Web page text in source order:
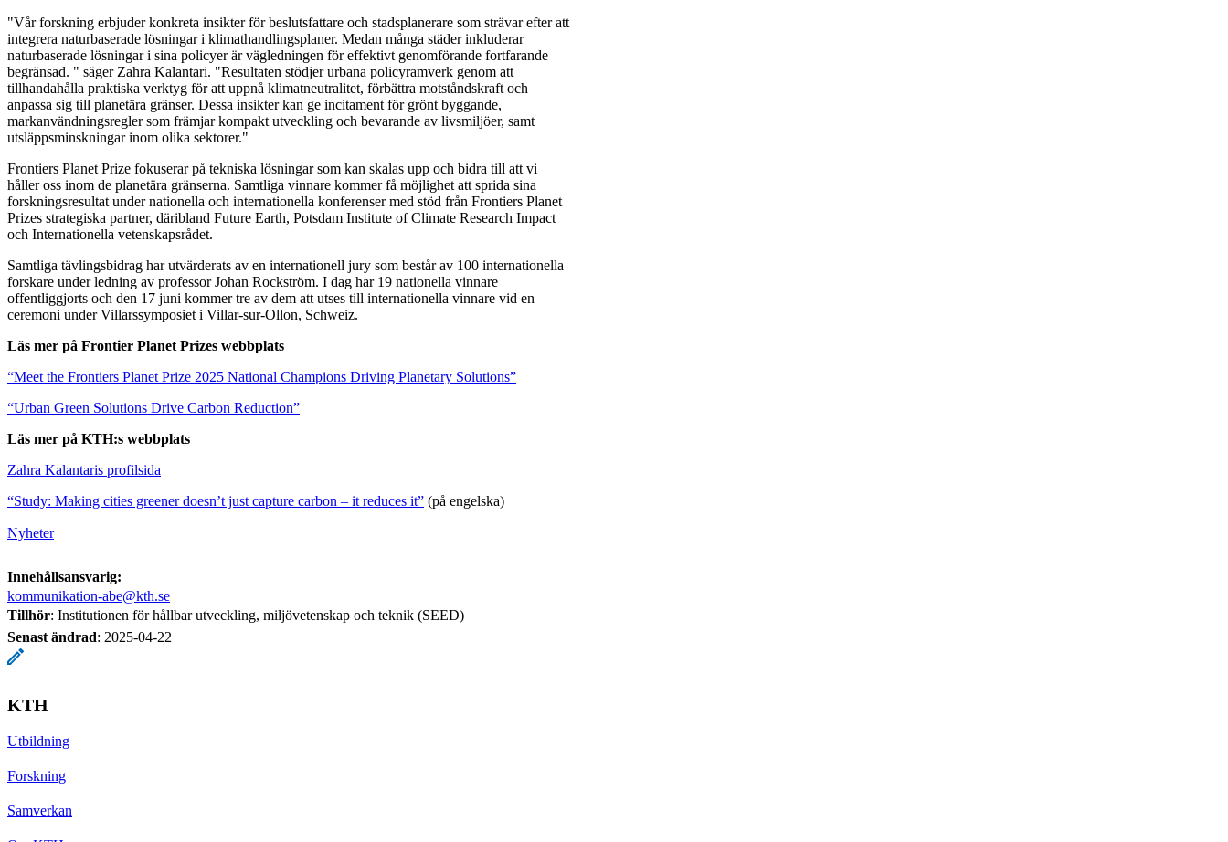
"Vår forskning erbjuder konkreta insikter för beslutsfattare och stadsplanerare som strävar efter att
integrera naturbaserade lösningar i klimathandlingsplaner. Medan många städer inkluderar
naturbaserade lösningar i sina policyer är vägledningen för effektivt genomförande fortfarande
begränsad. " säger Zahra Kalantari. "Resultaten stödjer urbana policyramverk genom att
tillhandahålla praktiska verktyg för att uppnå klimatneutralitet, förbättra motståndskraft och
anpassa sig till planetära gränser. Dessa insikter kan ge incitament för grönt byggande,
markanvändningsregler som främjar kompakt utveckling och bevarande av livsmiljöer, samt
utsläppsminskningar inom olika sektorer."
Frontiers Planet Prize fokuserar på tekniska lösningar som kan skalas upp och bidra till att vi
håller oss inom de planetära gränserna. Samtliga vinnare kommer få möjlighet att sprida sina
forskningsresultat under nationella och internationella konferenser med stöd från Frontiers Planet
Prizes strategiska partner, däribland Future Earth, Potsdam Institute of Climate Research Impact
och Internationella vetenskapsrådet.
Samtliga tävlingsbidrag har utvärderats av en internationell jury som består av 100 internationella
forskare under ledning av professor Johan Rockström. I dag har 19 nationella vinnare
offentliggjorts och den 17 juni kommer tre av dem att utses till internationella vinnare vid en
ceremoni under Villarssymposiet i Villar-sur-Ollon, Schweiz.
Läs mer på Frontier Planet Prizes webbplats
“Meet the Frontiers Planet Prize 2025 National Champions Driving Planetary Solutions”
“Urban Green Solutions Drive Carbon Reduction”
Läs mer på KTH:s webbplats
Zahra Kalantaris profilsida
“Study: Making cities greener doesn’t just capture carbon – it reduces it” (på engelska)
Nyheter
Innehållsansvarig:
kommunikation-abe@kth.se
Tillhör: Institutionen för hållbar utveckling, miljövetenskap och teknik (SEED)
Senast ändrad: 2025-04-22
KTH
Utbildning
Forskning
Samverkan